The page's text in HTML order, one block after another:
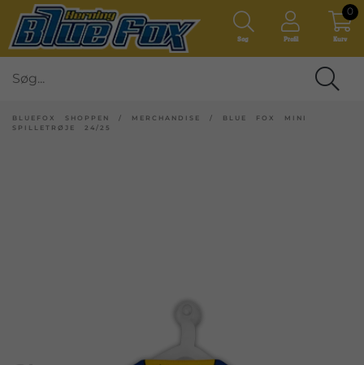
Søg Profil Kurv
0
BLUEFOX SHOPPEN / MERCHANDISE / BLUE FOX MINI
SPILLETRØJE 24/25